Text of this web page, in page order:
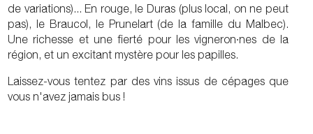
de variations)... En rouge, le Duras (plus local, on ne peut
pas), le Braucol, le Prunelart (de la famille du Malbec).
Une richesse et une fierté pour les vigneron·nes de la
région, et un excitant mystère pour les papilles.
Laissez-vous tentez par des vins issus de cépages que
vous n'avez jamais bus !